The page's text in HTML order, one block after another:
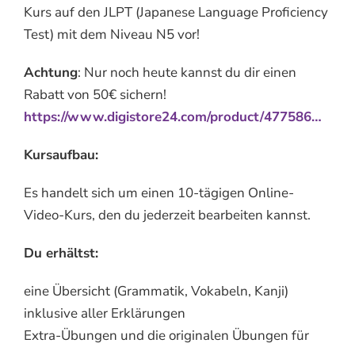
Kurs auf den JLPT (Japanese Language Proficiency
Test) mit dem Niveau N5 vor!
Achtung: Nur noch heute kannst du dir einen
Rabatt von 50€ sichern!
https://www.digistore24.com/product/477586…
Kursaufbau:
Es handelt sich um einen 10-tägigen Online-
Video-Kurs, den du jederzeit bearbeiten kannst.
Du erhältst:
eine Übersicht (Grammatik, Vokabeln, Kanji)
inklusive aller Erklärungen
Extra-Übungen und die originalen Übungen für